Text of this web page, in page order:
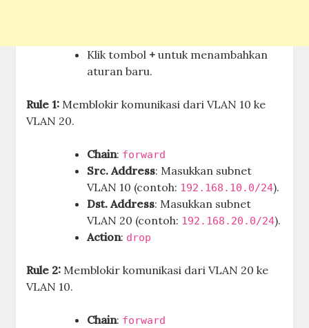
Klik tombol + untuk menambahkan
aturan baru.
Rule 1: Memblokir komunikasi dari VLAN 10 ke
VLAN 20.
Chain: forward
Src. Address: Masukkan subnet
VLAN 10 (contoh: 192.168.10.0/24).
Dst. Address: Masukkan subnet
VLAN 20 (contoh: 192.168.20.0/24).
Action: drop
Rule 2: Memblokir komunikasi dari VLAN 20 ke
VLAN 10.
Chain: forward